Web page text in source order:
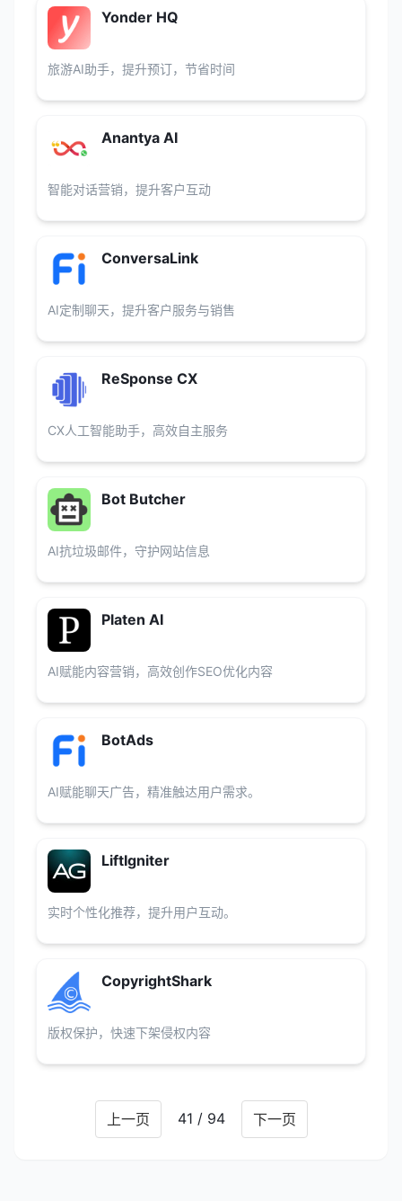
Yonder HQ
旅游AI助手，提升预订，节省时间
Anantya AI
智能对话营销，提升客户互动
ConversaLink
AI定制聊天，提升客户服务与销售
ReSponse CX
CX人工智能助手，高效自主服务
Bot Butcher
AI抗垃圾邮件，守护网站信息
Platen AI
AI赋能内容营销，高效创作SEO优化内容
BotAds
AI赋能聊天广告，精准触达用户需求。
LiftIgniter
实时个性化推荐，提升用户互动。
CopyrightShark
版权保护，快速下架侵权内容
上一页 41 / 94 下一页